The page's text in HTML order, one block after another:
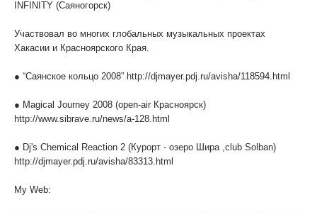
INFINITY (Саяногорск)
Участвовал во многих глобальных музыкальных проектах
Хакасии и Красноярского Края.
● “Саянское кольцо 2008” http://djmayer.pdj.ru/avisha/118594.html
● Magical Journey 2008 (open-air Красноярск)
http://www.sibrave.ru/news/a-128.html
● Dj's Chemical Reaction 2 (Курорт - озеро Шира ,club Solban)
http://djmayer.pdj.ru/avisha/83313.html
My Web: